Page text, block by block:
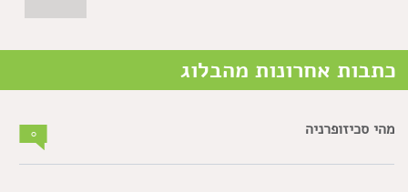
כתבות אחרונות מהבלוג
מהי סכיזופרניה